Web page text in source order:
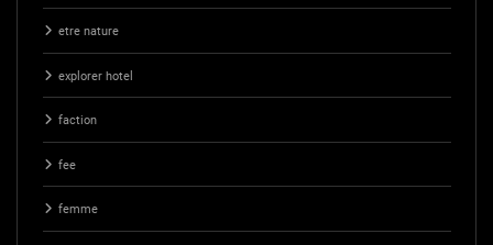
etre nature
explorer hotel
faction
fee
femme